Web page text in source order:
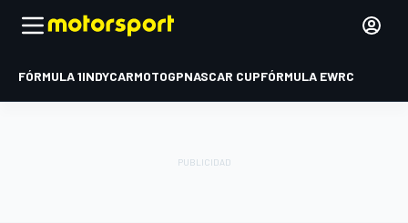
FÓRMULA 1INDYCARMOTOGPNASCAR CUPFÓRMULA EWRC